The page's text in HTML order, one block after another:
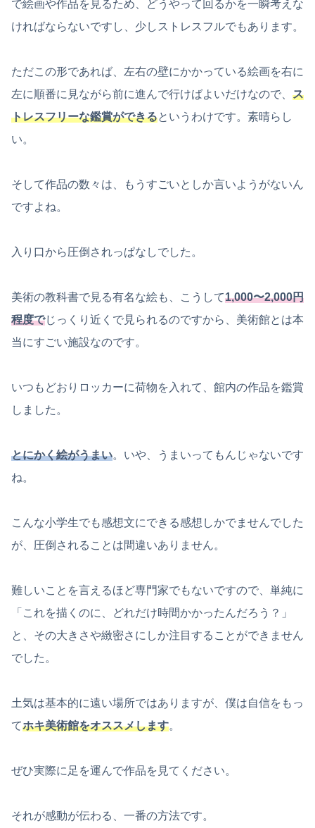
で絵画や作品を見るため、どうやって回るかを一瞬考えな
ければならないですし、少しストレスフルでもあります。
ただこの形であれば、左右の壁にかかっている絵画を右に
左に順番に見ながら前に進んで行けばよいだけなので、 ス
トレスフリーな鑑賞ができるというわけです。素晴らし
い。
そして作品の数々は、もうすごいとしか言いようがないん
ですよね。
入り口から圧倒されっぱなしでした。
美術の教科書で見る有名な絵も、こうして1,000〜2,000円
程度でじっくり近くで見られるのですから、美術館とは本
当にすごい施設なのです。
いつもどおりロッカーに荷物を入れて、館内の作品を鑑賞
しました。
とにかく絵がうまい。いや、うまいってもんじゃないです
ね。
こんな小学生でも感想文にできる感想しかでませんでした
が、圧倒されることは間違いありません。
難しいことを言えるほど専門家でもないですので、単純に
「これを描くのに、どれだけ時間かかったんだろう？」
と、その大きさや緻密さにしか注目することができません
でした。
土気は基本的に遠い場所ではありますが、僕は自信をもっ
てホキ美術館をオススメします。
ぜひ実際に足を運んで作品を見てください。
それが感動が伝わる、一番の方法です。